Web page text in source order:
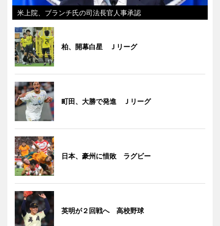
米上院、ブランチ氏の司法長官人事承認
柏、開幕白星 Ｊリーグ
町田、大勝で発進 Ｊリーグ
日本、豪州に惜敗 ラグビー
英明が２回戦へ 高校野球